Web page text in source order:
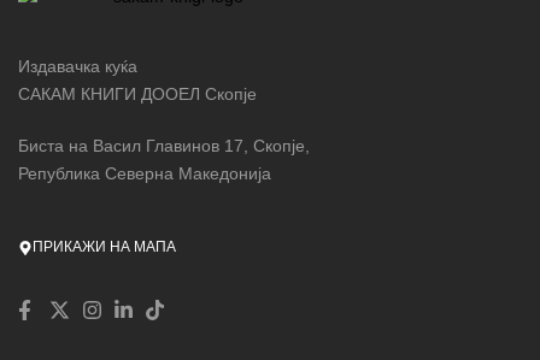
Издавачка куќа
САКАМ КНИГИ ДООЕЛ Скопје
Биста на Васил Главинов 17, Скопје,
Република Северна Македонија
ПРИКАЖИ НА МАПА